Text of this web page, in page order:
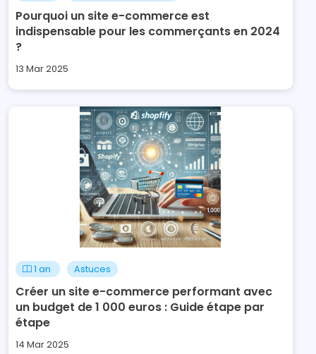
Pourquoi un site e-commerce est
indispensable pour les commerçants en 2024
?
13 Mar 2025
1 an Astuces
Créer un site e-commerce performant avec
un budget de 1 000 euros : Guide étape par
étape
14 Mar 2025